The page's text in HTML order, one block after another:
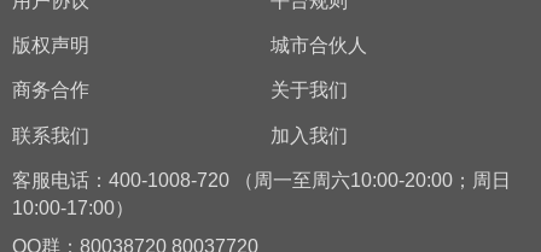
版权声明 城市合伙人
商务合作 关于我们
联系我们 加入我们
客服电话：400-1008-720 （周一至周六10:00-20:00；周日
10:00-17:00）
QQ群：80038720 80037720